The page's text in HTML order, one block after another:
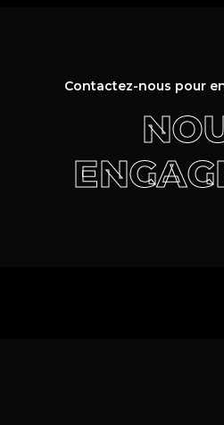
Contactez-nous pour